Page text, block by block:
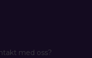
med oss?